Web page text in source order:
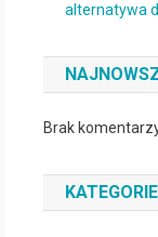
alternatywa
Brak
KATEGORIE